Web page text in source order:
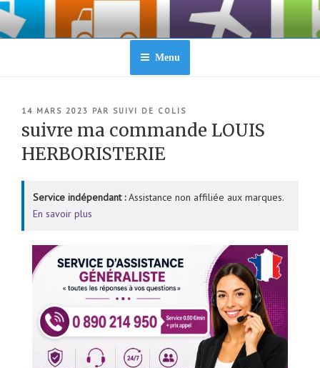
Aller
contenu
Menu
PUBLIÉ
14 MARS 2023 PAR SUIVI DE COLIS
suivre ma commande LOUIS
HERBORISTERIE
Service indépendant :Assistance non affiliée aux marques.
En savoir plus